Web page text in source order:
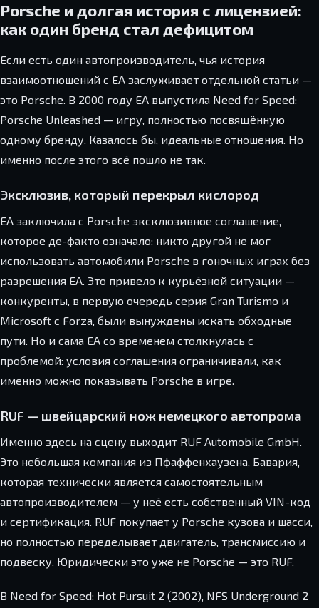
Porsche и долгая история с лицензией:
как один бренд стал дефицитом
Если есть один автопроизводитель, чья история
взаимоотношений с EA заслуживает отдельной статьи —
это Porsche. В 2000 году EA выпустила Need for Speed:
Porsche Unleashed — игру, полностью посвящённую
одному бренду. Казалось бы, идеальные отношения. Но
именно после этого всё пошло не так.
Эксклюзив, который перекрыл кислород
EA заключила с Porsche эксклюзивное соглашение,
которое де-факто означало: никто другой не мог
использовать автомобили Porsche в гоночных играх без
разрешения EA. Это привело к курьёзной ситуации —
конкуренты, в первую очередь серия Gran Turismo и
Microsoft с Forza, были вынуждены искать обходные
пути. Но и сама EA со временем столкнулась с
проблемой: условия соглашения ограничивали, как
именно можно показывать Porsche в игре.
RUF — швейцарский нож немецкого автопрома
Именно здесь на сцену выходит RUF Automobile GmbH.
Это небольшая компания из Пфаффенхаузена, Бавария,
которая технически является самостоятельным
автопроизводителем — у неё есть собственный VIN-код
и сертификация. RUF покупает у Porsche кузова и шасси,
но полностью переделывает двигатель, трансмиссию и
подвеску. Юридически это уже не Porsche — это RUF.
В Need for Speed: Hot Pursuit 2 (2002), NFS Underground 2